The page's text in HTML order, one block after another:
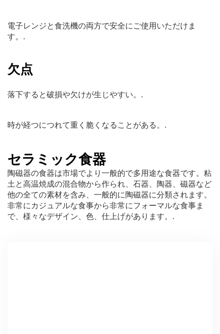
電子レンジと食洗機の両方で安全にご使用いただけま
す。.
欠点
落下すると破損や欠けが生じやすい。.
時が経つにつれて重く脆くなることがある。.
セラミック食器
陶磁器の食器は市場でより一般的で多用途な食器です。粘
土と高温焼成の混合物から作られ、石器、陶器、磁器など
他の全ての素材を含み、一般的に陶磁器に分類されます。
非常にカジュアルな食事から非常にフォーマルな食事ま
で、様々なデザイン、色、仕上げがあります。.